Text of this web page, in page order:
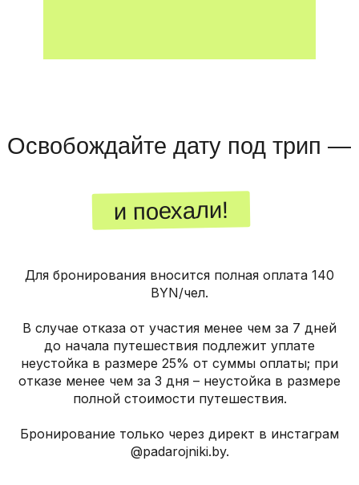
Для бронирования вносится полная оплата 140
BYN/чел.
В случае отказа от участия менее чем за 7 дней
до начала путешествия подлежит уплате
неустойка в размере 25% от суммы оплаты; при
отказе менее чем за 3 дня – неустойка в размере
полной стоимости путешествия.
Бронирование только через директ в инстаграм
@padarojniki.by.